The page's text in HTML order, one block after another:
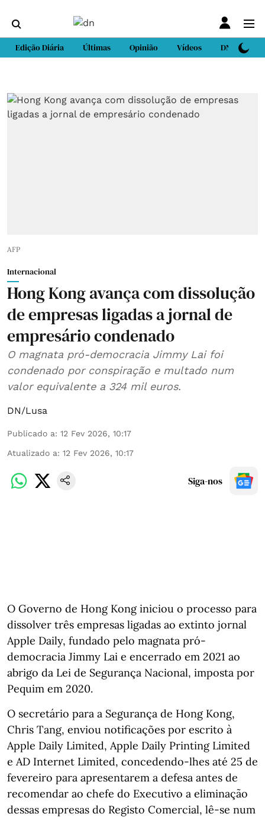
Edição Diária Últimas Opinião Vídeos DN Sport
AFP
Internacional
Hong Kong avança com dissolução
de empresas ligadas a jornal de
empresário condenado
O magnata pró-democracia Jimmy Lai foi
condenado por conspiração e multado num
valor equivalente a 324 mil euros.
DN/Lusa
Publicado a: 12 Fev 2026, 10:17
Atualizado a: 12 Fev 2026, 10:17
Siga-nos
O Governo de Hong Kong iniciou o processo para
dissolver três empresas ligadas ao extinto jornal
Apple Daily, fundado pelo magnata pró-
democracia Jimmy Lai e encerrado em 2021 ao
abrigo da Lei de Segurança Nacional, imposta por
Pequim em 2020.
O secretário para a Segurança de Hong Kong,
Chris Tang, enviou notificações por escrito à
Apple Daily Limited, Apple Daily Printing Limited
e AD Internet Limited, concedendo-lhes até 25 de
fevereiro para apresentarem a defesa antes de
recomendar ao chefe do Executivo a eliminação
dessas empresas do Registo Comercial, lê-se num